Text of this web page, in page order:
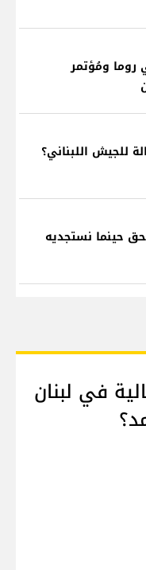
ومُؤتمر
للجيش اللبناني؟
حينما نستجديه
في لبنان